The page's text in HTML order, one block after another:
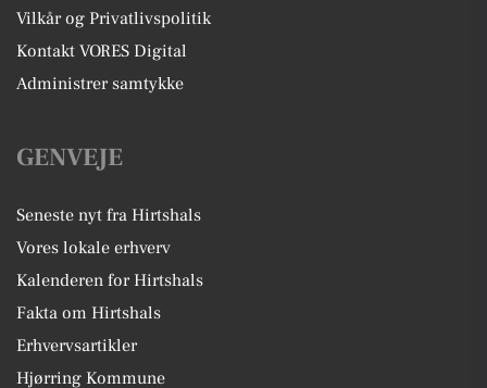
Vilkår og Privatlivspolitik
Kontakt VORES Digital
Administrer samtykke
GENVEJE
Seneste nyt fra Hirtshals
Vores lokale erhverv
Kalenderen for Hirtshals
Fakta om Hirtshals
Erhvervsartikler
Hjørring Kommune